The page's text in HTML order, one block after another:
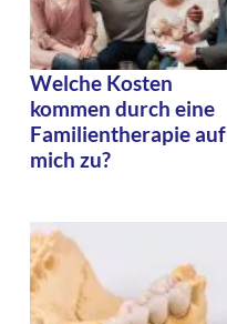
Welche Kosten
kommen durch eine
Familientherapie auf
mich zu?